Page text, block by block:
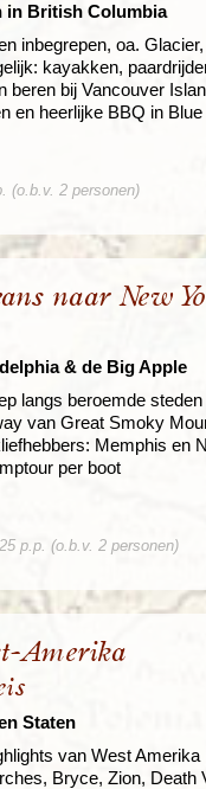
in British Columbia
inbegrepen, oa.
kayakken,
beren bij Vancouver
en heerlijke BBQ in
(o.b.v. 2 personen)
naar New
& de Big Apple
langs beroemde
van Great Smoky
Memphis en
per boot
p.p. (o.b.v. 2 personen)
Amerika
Staten
van West Amerika
Bryce, Zion, Death